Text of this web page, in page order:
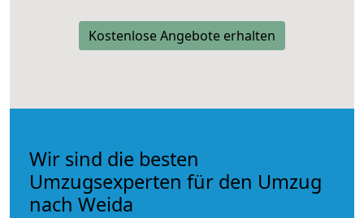
Kostenlose Angebote erhalten
Wir sind die besten
Umzugsexperten für den Umzug
nach Weida